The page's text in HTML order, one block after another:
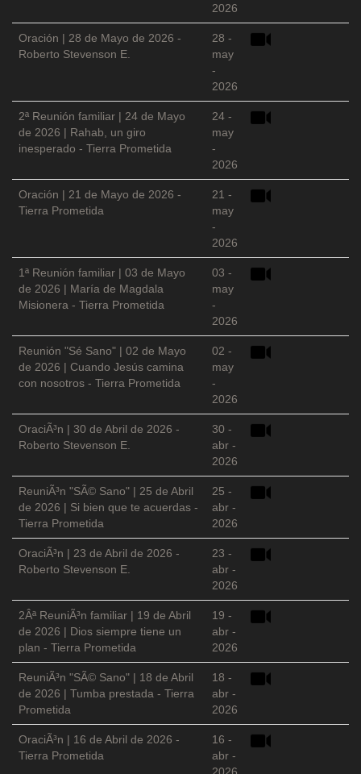
2026
Oración | 28 de Mayo de 2026 -
Roberto Stevenson E.
28 -
may
-
2026
2ª Reunión familiar | 24 de Mayo
de 2026 | Rahab, un giro
inesperado - Tierra Prometida
24 -
may
-
2026
Oración | 21 de Mayo de 2026 -
Tierra Prometida
21 -
may
-
2026
1ª Reunión familiar | 03 de Mayo
de 2026 | María de Magdala
Misionera - Tierra Prometida
03 -
may
-
2026
Reunión "Sé Sano" | 02 de Mayo
de 2026 | Cuando Jesús camina
con nosotros - Tierra Prometida
02 -
may
-
2026
OraciÃ³n | 30 de Abril de 2026 -
Roberto Stevenson E.
30 -
abr -
2026
ReuniÃ³n "SÃ© Sano" | 25 de Abril
de 2026 | Si bien que te acuerdas -
Tierra Prometida
25 -
abr -
2026
OraciÃ³n | 23 de Abril de 2026 -
Roberto Stevenson E.
23 -
abr -
2026
2Âª ReuniÃ³n familiar | 19 de Abril
de 2026 | Dios siempre tiene un
plan - Tierra Prometida
19 -
abr -
2026
ReuniÃ³n "SÃ© Sano" | 18 de Abril
de 2026 | Tumba prestada - Tierra
Prometida
18 -
abr -
2026
OraciÃ³n | 16 de Abril de 2026 -
Tierra Prometida
16 -
abr -